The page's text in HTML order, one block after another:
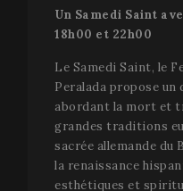
Un Samedi Saint
18h00 et 22h00
Le Samedi Saint, le
Peralada propose un
abordant la mort et
grandes traditions
sacrée allemande du
la renaissance
esthétiques et